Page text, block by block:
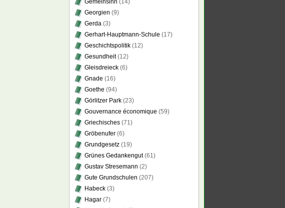
Gemeinsinn (14)
Georgien (9)
Gerda (3)
Gerhart-Hauptmann-Schule (17)
Geschichtspolitik (12)
Gesundheit(12)
Gleisdreieck (6)
Gnade (16)
Goethe (94)
Görlitzer Park (23)
Gouvernance économique (59)
Griechisches (71)
Gröbenufer (6)
Grundgesetz (19)
Grünes Gedankengut(61)
Gustav Stresemann (2)
Gute Grundschulen (207)
Habeck (3)
Hagar (7)